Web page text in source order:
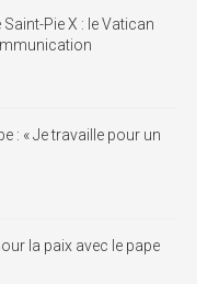
Pie X : le Vatican
: « Je travaille pour un
la paix avec le pape